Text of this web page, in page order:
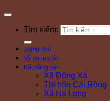
Tìm kiếm:
Trang chủ
Về chúng tôi
Bất động sản
Xã Đông Xá
Thị trấn Cái Rồng
Xã Hạ Long